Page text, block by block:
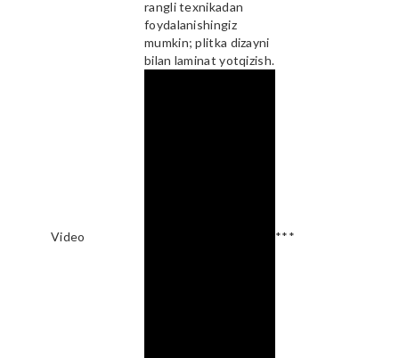
rangli texnikadan
foydalanishingiz
mumkin; plitka dizayni
bilan laminat yotqizish.
Video ***